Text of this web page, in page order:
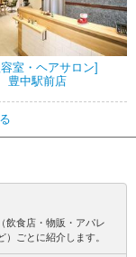
室・ヘアサロン]
豊中駅前店
飲食店・物販・アパレ
ごとに紹介します。